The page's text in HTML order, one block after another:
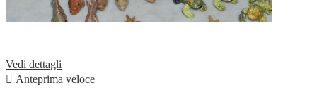
Vedi dettagli
 Anteprima veloce